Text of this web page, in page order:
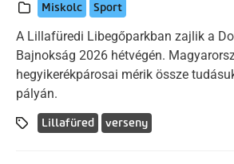
Miskolc Sport
A Lillafüredi Libegőparkban zajlik a
Bajnokság 2026 hétvégén.
hegyikerékpárosai mérik össze
pályán.
Lillafüred verseny